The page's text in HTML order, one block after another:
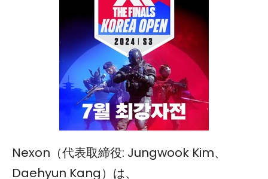
Nexon（代表取締役: Jungwook Kim、
Daehyun Kang）は、